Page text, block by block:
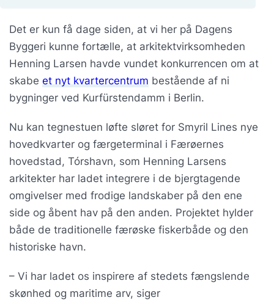
Det er kun få dage siden, at vi her på Dagens
Byggeri kunne fortælle, at arkitektvirksomheden
Henning Larsen havde vundet konkurrencen om at
skabe et nyt kvartercentrum bestående af ni
bygninger ved Kurfürstendamm i Berlin.
Nu kan tegnestuen løfte sløret for Smyril Lines nye
hovedkvarter og færgeterminal i Færøernes
hovedstad, Tórshavn, som Henning Larsens
arkitekter har ladet integrere i de bjergtagende
omgivelser med frodige landskaber på den ene
side og åbent hav på den anden. Projektet hylder
både de traditionelle færøske fiskerbåde og den
historiske havn.
– Vi har ladet os inspirere af stedets fængslende
skønhed og maritime arv, siger